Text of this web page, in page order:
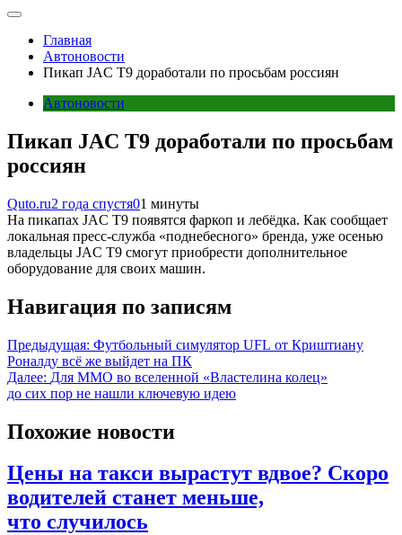
Главная
Автоновости
Пикап JAC T9 доработали по просьбам россиян
Автоновости
Пикап JAC T9 доработали по просьбам
россиян
Quto.ru2 года спустя01 минуты
На пикапах JAC T9 появятся фаркоп и лебёдка. Как сообщает
локальная пресс-служба «поднебесного» бренда, уже осенью
владельцы JAC T9 смогут приобрести дополнительное
оборудование для своих машин.
Навигация по записям
Предыдущая: Футбольный симулятор UFL от Криштиану
Роналду всё же выйдет на ПК
Далее: Для ММО во вселенной «Властелина колец»
до сих пор не нашли ключевую идею
Похожие новости
Цены на такси вырастут вдвое? Скоро
водителей станет меньше,
что случилось